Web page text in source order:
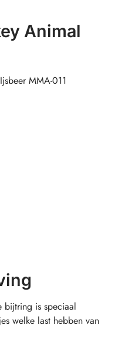
Animal
MMA-011
bijtring is speciaal
welke last hebben van